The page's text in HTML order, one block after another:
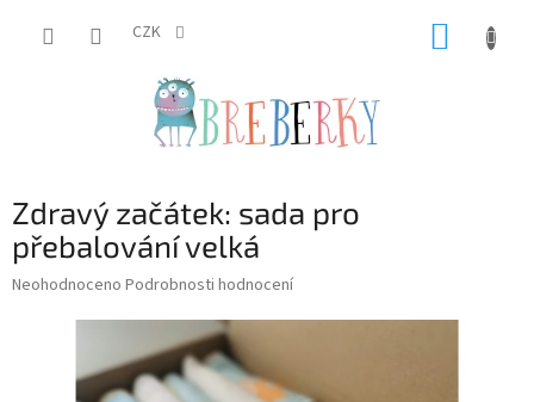
CZK
Zdravý začátek: sada pro
přebalování velká
Průměrné
Neohodnoceno Podrobnosti hodnocení